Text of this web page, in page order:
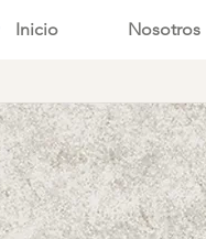
Inicio Nosotros